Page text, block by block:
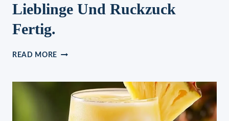
Lieblinge Und Ruckzuck
Fertig.
READ MORE DREAS
UNSERE
LIEBLINGE
UND